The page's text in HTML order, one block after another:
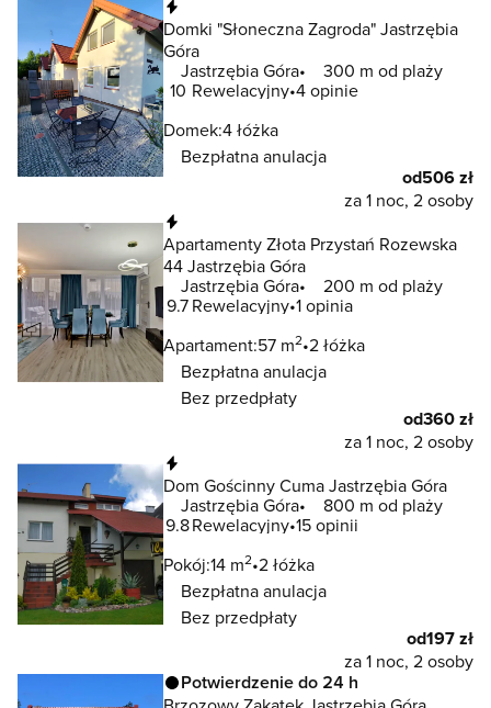
Domki "Słoneczna Zagroda" Jastrzębia
Góra
Jastrzębia Góra
300 m od plaży
10 Rewelacyjny 4 opinie
Domek:4 łóżka
Bezpłatna anulacja
od506 zł
za 1 noc, 2 osoby
Apartamenty Złota Przystań Rozewska
44 Jastrzębia Góra
Jastrzębia Góra
200 m od plaży
9.7Rewelacyjny 1 opinia
Apartament:57 m2 2 łóżka
Bezpłatna anulacja
Bez przedpłaty
od360 zł
za 1 noc, 2 osoby
Dom Gościnny Cuma Jastrzębia Góra
Jastrzębia Góra
800 m od plaży
9.8Rewelacyjny 15 opinii
Pokój:14 m2 2 łóżka
Bezpłatna anulacja
Bez przedpłaty
od197 zł
za 1 noc, 2 osoby
Potwierdzenie do 24 h